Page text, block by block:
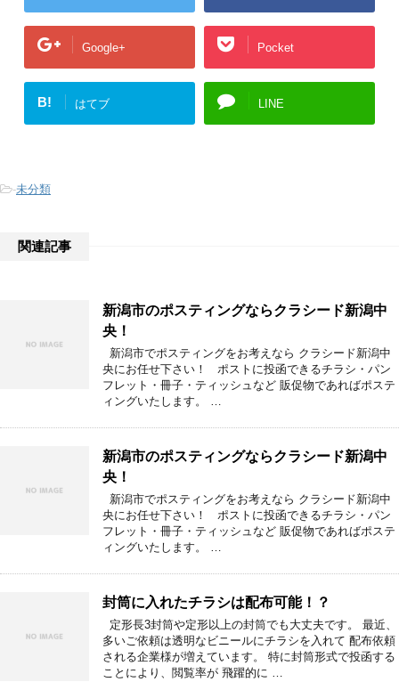
Google+ Pocket
B! はてブ LINE
-未分類
関連記事
新潟市のポスティングならクラシード新潟中
央！
新潟市でポスティングをお考えなら クラシード新潟中
央にお任せ下さい！ ポストに投函できるチラシ・パン
フレット・冊子・ティッシュなど 販促物であればポステ
ィングいたします。 …
新潟市のポスティングならクラシード新潟中
央！
新潟市でポスティングをお考えなら クラシード新潟中
央にお任せ下さい！ ポストに投函できるチラシ・パン
フレット・冊子・ティッシュなど 販促物であればポステ
ィングいたします。 …
封筒に入れたチラシは配布可能！？
定形長3封筒や定形以上の封筒でも大丈夫です。 最近、
多いご依頼は透明なビニールにチラシを入れて 配布依頼
される企業様が増えています。 特に封筒形式で投函する
ことにより、閲覧率が 飛躍的に …